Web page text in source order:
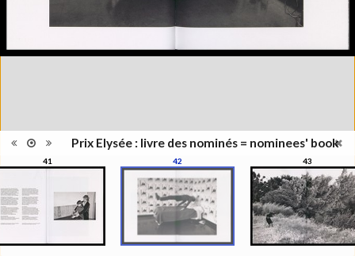
Prix Elysée : livre des nominés = nominees' book
41 42 43